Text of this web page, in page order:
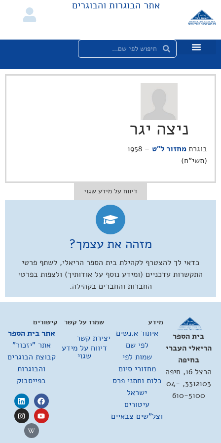
אתר הבוגרות והבוגרים
ניצה יגר
בוגרתמחזור ל"ט
– 1958
(תשי"ח)
דיווח על מידע שגוי
מזהה את עצמך?
כדאי לך להצטרף לקהילת בית הספר הריאלי, לשתף פרטי
התקשרות עדכניים (ומידע נוסף על אודותיך) ולצפות בפרטי
החברות והחברים בקהילה.
בית הספר
הריאלי העברי
בחיפה
הרצל 16, חיפה
3312103, 04-
610-5100
מידע
איתור א.נשים
לפי שם
שמות לפי
מחזורי סיום
כלות וחתני פרס
ישראל
עיטורים
וצל"שים צבאיים
קישורים
אתר בית הספר
אתר "יזכור"
קבוצת הבוגרים
והבוגרות
בפייסבוק
שמרו על קשר
יצירת קשר
דיווח על מידע
שגוי